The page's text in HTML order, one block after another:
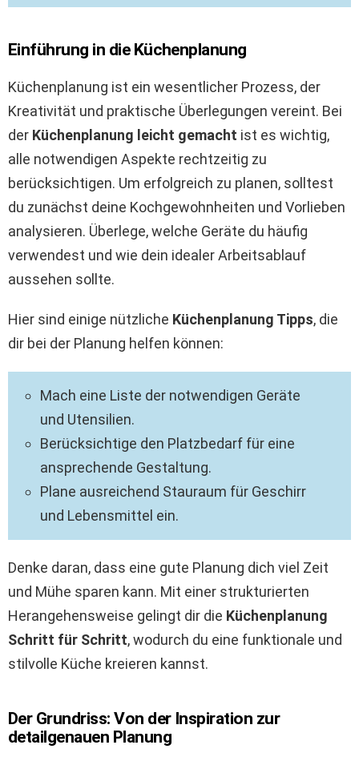
Einführung in die Küchenplanung
Küchenplanung ist ein wesentlicher Prozess, der
Kreativität und praktische Überlegungen vereint. Bei
der Küchenplanung leicht gemacht ist es wichtig,
alle notwendigen Aspekte rechtzeitig zu
berücksichtigen. Um erfolgreich zu planen, solltest
du zunächst deine Kochgewohnheiten und Vorlieben
analysieren. Überlege, welche Geräte du häufig
verwendest und wie dein idealer Arbeitsablauf
aussehen sollte.
Hier sind einige nützliche Küchenplanung Tipps, die
dir bei der Planung helfen können:
Mach eine Liste der notwendigen Geräte
und Utensilien.
Berücksichtige den Platzbedarf für eine
ansprechende Gestaltung.
Plane ausreichend Stauraum für Geschirr
und Lebensmittel ein.
Denke daran, dass eine gute Planung dich viel Zeit
und Mühe sparen kann. Mit einer strukturierten
Herangehensweise gelingt dir die Küchenplanung
Schritt für Schritt, wodurch du eine funktionale und
stilvolle Küche kreieren kannst.
Der Grundriss: Von der Inspiration zur
detailgenauen Planung